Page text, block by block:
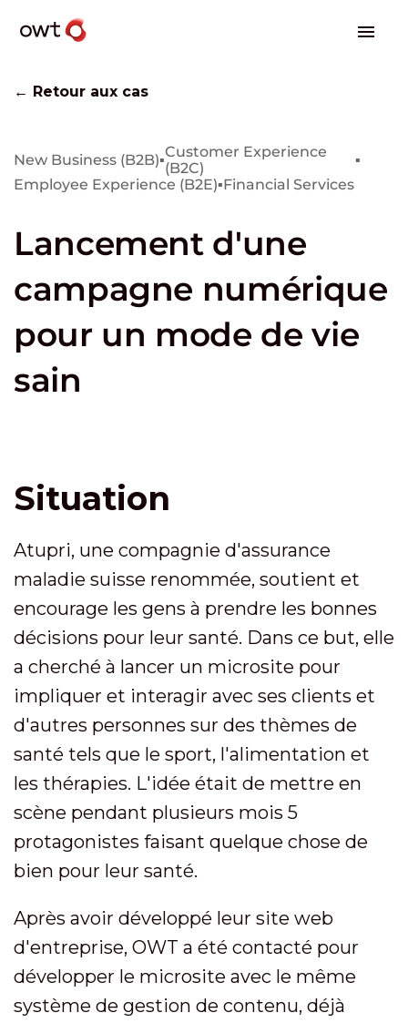
← Retour aux cas
New Business (B2B)▪Customer Experience
(B2C)
▪
Employee Experience (B2E)▪Financial Services
Lancement d'une
campagne numérique
pour un mode de vie
sain
Situation
Atupri, une compagnie d'assurance
maladie suisse renommée, soutient et
encourage les gens à prendre les bonnes
décisions pour leur santé. Dans ce but, elle
a cherché à lancer un microsite pour
impliquer et interagir avec ses clients et
d'autres personnes sur des thèmes de
santé tels que le sport, l'alimentation et
les thérapies. L'idée était de mettre en
scène pendant plusieurs mois 5
protagonistes faisant quelque chose de
bien pour leur santé.
Après avoir développé leur site web
d'entreprise, OWT a été contacté pour
développer le microsite avec le même
système de gestion de contenu, déjà